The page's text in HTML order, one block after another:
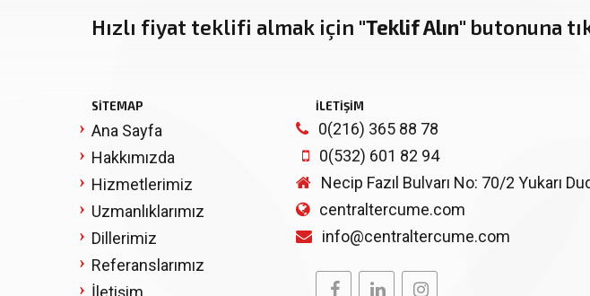
Hızlı fiyat teklifi almak için "Teklif Alın" butonuna
SITEMAP
Ana Sayfa
Hakkımızda
Hizmetlerimiz
Uzmanlıklarımız
Dillerimiz
Referanslarımız
İletişim
İLETIŞIM
0(216) 365 88 78
0(532) 601 82 94
Necip Fazıl Bulvarı No: 70/2 Yukarı
centraltercume.com
info@centraltercume.com